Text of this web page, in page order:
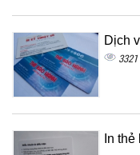
Dịch
3321
In